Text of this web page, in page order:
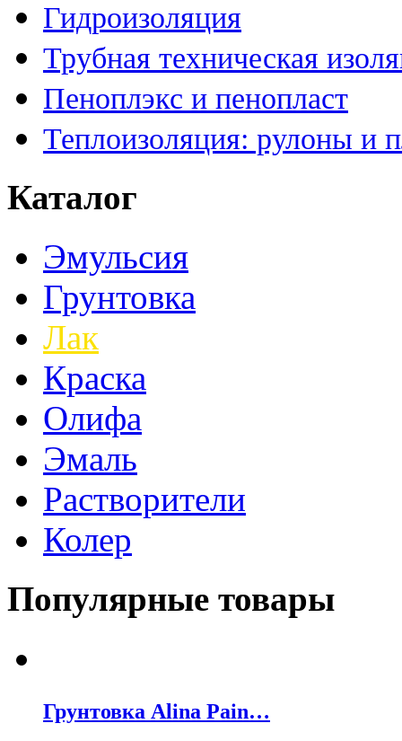
Гидроизоляция
Трубная техническая
Пеноплэкс и пенопласт
Теплоизоляция: рулоны и
Каталог
Эмульсия
Грунтовка
Лак
Краска
Олифа
Эмаль
Растворители
Колер
Популярные товары
Грунтовка Alina Pain…